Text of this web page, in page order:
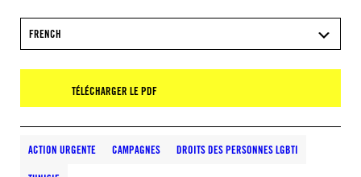
FRENCH
TÉLÉCHARGER LE PDF
ACTION URGENTE CAMPAGNES DROITS DES PERSONNES LGBTI